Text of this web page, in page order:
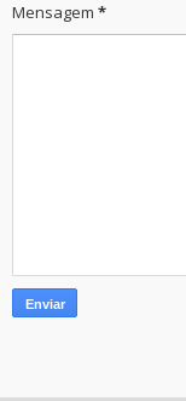
Mensagem *